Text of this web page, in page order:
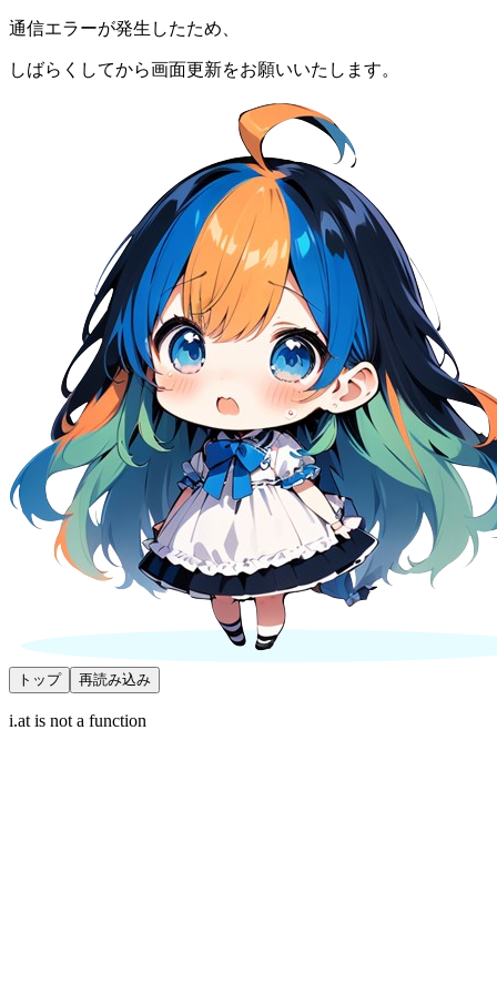
通信エラーが発生したため、
しばらくしてから画面更新をお願いいたします。
トップ 再読み込み
i.at is not a function